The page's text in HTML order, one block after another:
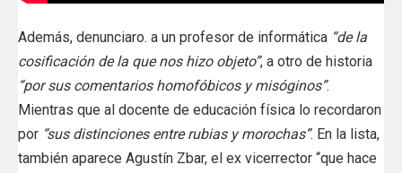
Además, denunciaro. a un profesor de informática “de la
cosificación de la que nos hizo objeto”, a otro de historia
“por sus comentarios homofóbicos y misóginos”.
Mientras que al docente de educación física lo recordaron
por “sus distinciones entre rubias y morochas”. En la lista,
también aparece Agustín Zbar, el ex vicerrector “que hace